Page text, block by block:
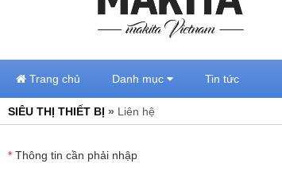
Trang chủ Danh mục Tin tức
SIÊU THỊ THIẾT BỊ » Liên hệ
* Thông tin cần phải nhập